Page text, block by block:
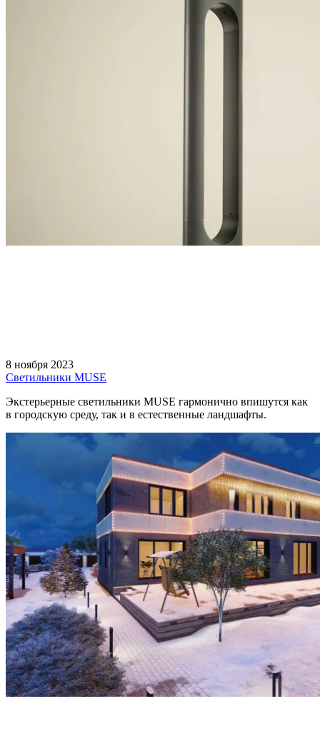
8 ноября 2023
Светильники MUSE
Экстерьерные светильники MUSE гармонично впишутся как
в городскую среду, так и в естественные ландшафты.